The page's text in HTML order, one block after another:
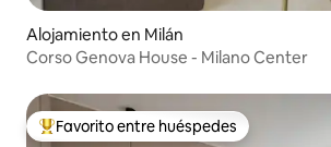
Alojamiento en Milán
Corso Genova House - Milano Center
Favorito entre huéspedes preferido
Favorito entre huéspedes